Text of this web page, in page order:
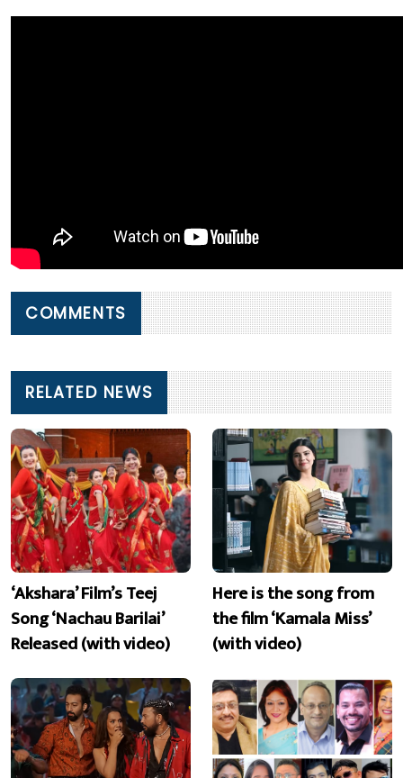
COMMENTS
RELATED NEWS
‘Akshara’ Film’s Teej
Song ‘Nachau Barilai’
Released (with video)
Here is the song from
the film ‘Kamala Miss’
(with video)